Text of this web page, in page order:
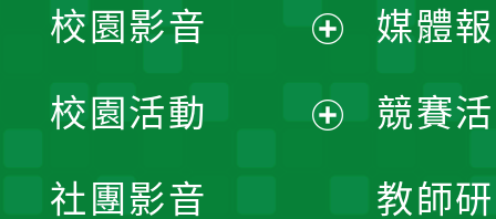
媒體
競賽
教師
校園影音
開
校園活動
社團影音